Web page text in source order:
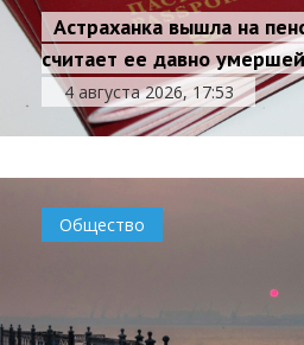
Астраханка вышла на
считает ее давно умершей
4 августа 2026, 17:53
Общество